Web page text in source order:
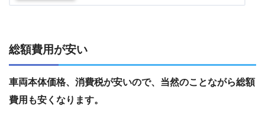
総額費用が安い
車両本体価格、消費税が安いので、当然のことながら総額
費用も安くなります。